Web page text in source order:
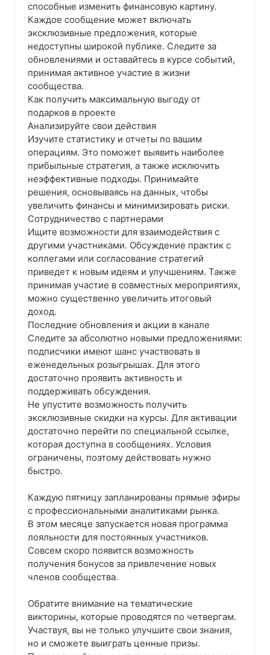
способные изменить финансовую картину.
Каждое сообщение может включать
эксклюзивные предложения, которые
недоступны широкой публике. Следите за
обновлениями и оставайтесь в курсе событий,
принимая активное участие в жизни
сообщества.
Как получить максимальную выгоду от
подарков в проекте
Анализируйте свои действия
Изучите статистику и отчеты по вашим
операциям. Это поможет выявить наиболее
прибыльные стратегия, а также исключить
неэффективные подходы. Принимайте
решения, основываясь на данных, чтобы
увеличить финансы и минимизировать риски.
Сотрудничество с партнерами
Ищите возможности для взаимодействия с
другими участниками. Обсуждение практик с
коллегами или согласование стратегий
приведет к новым идеям и улучшениям. Также
принимая участие в совместных мероприятиях,
можно существенно увеличить итоговый
доход.
Последние обновления и акции в канале
Следите за абсолютно новыми предложениями:
подписчики имеют шанс участвовать в
еженедельных розыгрышах. Для этого
достаточно проявить активность и
поддерживать обсуждения.
Не упустите возможность получить
эксклюзивные скидки на курсы. Для активации
достаточно перейти по специальной ссылке,
которая доступна в сообщениях. Условия
ограничены, поэтому действовать нужно
быстро.
Каждую пятницу запланированы прямые эфиры
с профессиональными аналитиками рынка.
В этом месяце запускается новая программа
лояльности для постоянных участников.
Совсем скоро появится возможность
получения бонусов за привлечение новых
членов сообщества.
Обратите внимание на тематические
викторины, которые проводятся по четвергам.
Участвуя, вы не только улучшите свои знания,
но и сможете выиграть ценные призы.